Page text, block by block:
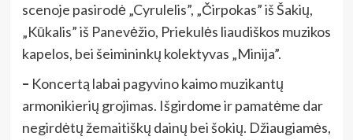
scenoje pasirodė „Cyrulelis”, „Čirpokas” iš Šakių,
„Kūkalis” iš Panevėžio, Priekulės liaudiškos muzikos
kapelos, bei šeimininkų kolektyvas „Minija”.
– Koncertą labai pagyvino kaimo muzikantų
armonikierių grojimas. Išgirdome ir pamatėme dar
negirdėtų žemaitiškų dainų bei šokių. Džiaugiamės,